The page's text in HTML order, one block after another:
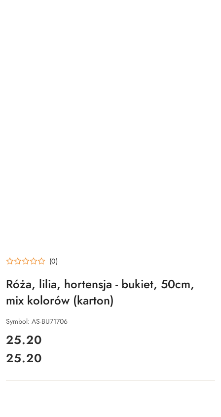
(0)
Róża, lilia, hortensja - bukiet, 50cm,
mix kolorów (karton)
Symbol: AS-BU71706
cena:
25.20
Cena:
25.20